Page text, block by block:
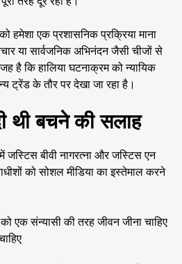
हमेशा एक प्रशासनिक प्रक्रिया माना
या सार्वजनिक अभिनंदन जैसी चीजों से
है कि हालिया घटनाक्रम को न्यायिक
ट्रेंड के तौर पर देखा जा रहा है।
थी बचने की सलाह
जस्टिस बीवी नागरत्ना और जस्टिस एन
को सोशल मीडिया का इस्तेमाल करने
एक संन्यासी की तरह जीवन जीना चाहिए